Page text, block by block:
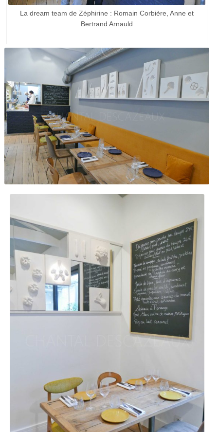
La dream team de Zéphirine : Romain Corbière, Anne et
Bertrand Arnauld